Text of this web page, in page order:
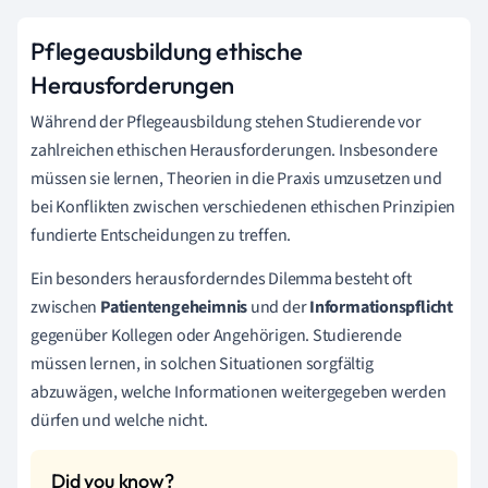
Pflegeausbildung ethische
Herausforderungen
Während der Pflegeausbildung stehen Studierende vor
zahlreichen ethischen Herausforderungen. Insbesondere
müssen sie lernen, Theorien in die Praxis umzusetzen und
bei Konflikten zwischen verschiedenen ethischen Prinzipien
fundierte Entscheidungen zu treffen.
Ein besonders herausforderndes Dilemma besteht oft
zwischen Patientengeheimnisund derInformationspflicht
gegenüber Kollegen oder Angehörigen. Studierende
müssen lernen, in solchen Situationen sorgfältig
abzuwägen, welche Informationen weitergegeben werden
dürfen und welche nicht.